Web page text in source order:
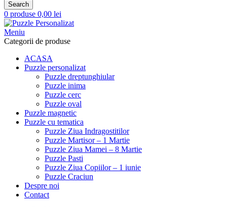
Search
0 produse 0,00 lei
Meniu
Categorii de produse
ACASA
Puzzle personalizat
Puzzle dreptunghiular
Puzzle inima
Puzzle cerc
Puzzle oval
Puzzle magnetic
Puzzle cu tematica
Puzzle Ziua Indragostitilor
Puzzle Martisor – 1 Martie
Puzzle Ziua Mamei – 8 Martie
Puzzle Pasti
Puzzle Ziua Copiilor – 1 iunie
Puzzle Craciun
Despre noi
Contact